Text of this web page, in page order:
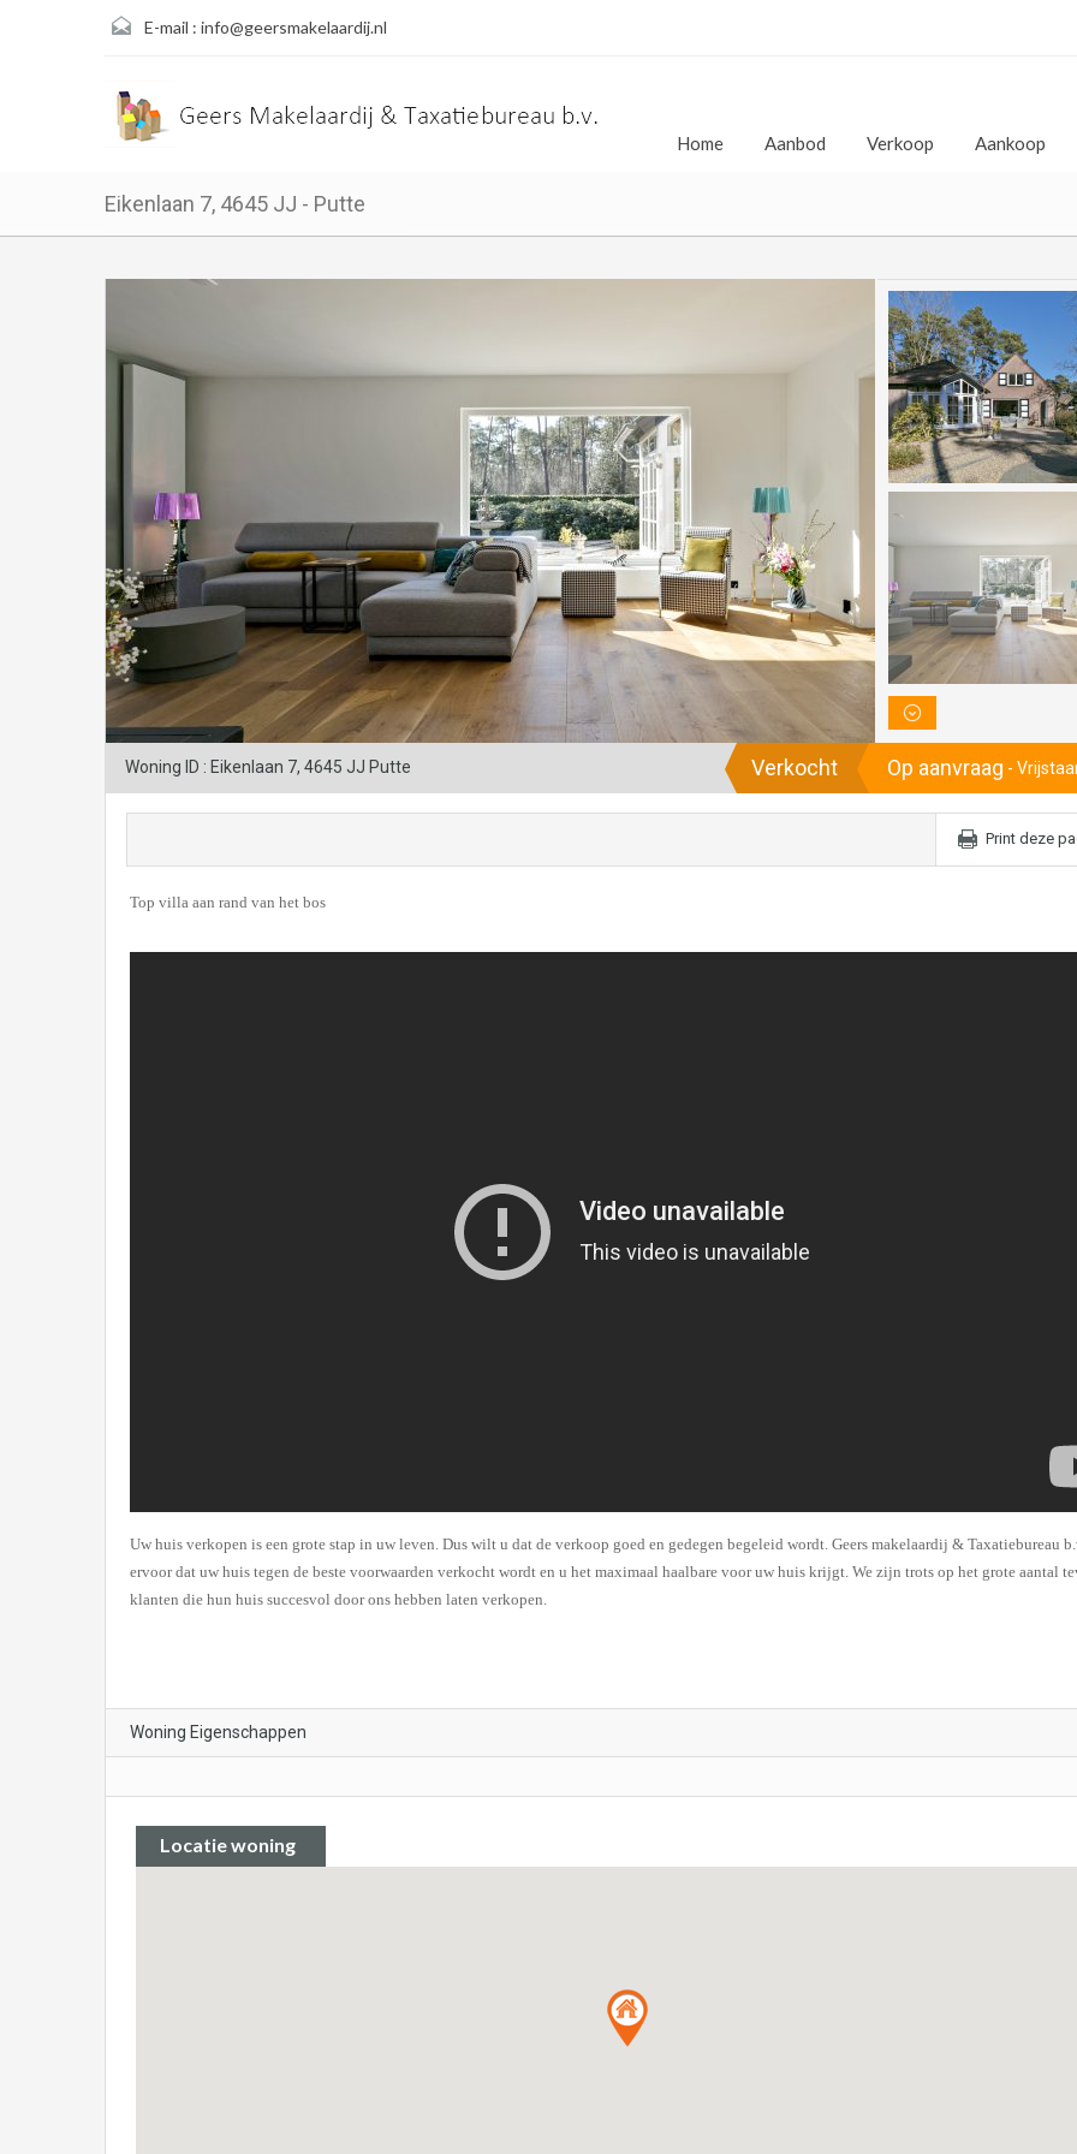
E-mail : info@geersmakelaardij.nl
Home Aanbod Verkoop Aankoop
Eikenlaan 7, 4645 JJ - Putte
Woning ID : Eikenlaan 7, 4645 JJ Putte Verkocht Op aanvraag -
Print deze
Top villa aan rand van het bos
Uw huis verkopen is een grote stap in uw leven. Dus wilt u dat de verkoop goed en gedegen begeleid wordt. Geers makelaardij & Taxatiebureau
ervoor dat uw huis tegen de beste voorwaarden verkocht wordt en u het maximaal haalbare voor uw huis krijgt. We zijn trots op het grote aantal
klanten die hun huis succesvol door ons hebben laten verkopen.
Woning Eigenschappen
Locatie woning